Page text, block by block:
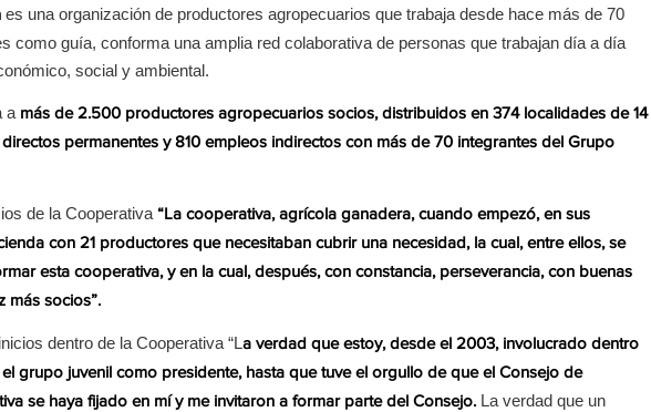
es una organización de productores agropecuarios que trabaja desde hace más de 70
como guía, conforma una amplia red colaborativa de personas que trabajan día a día
social y ambiental.
amás de 2.500 productores agropecuarios socios, distribuidos en 374 localidades de 14
permanentes y 810 empleos indirectos con más de 70 integrantes del Grupo
de la Cooperativa “La cooperativa, agrícola ganadera, cuando empezó, en sus
con 21 productores que necesitaban cubrir una necesidad, la cual, entre ellos, se
esta cooperativa, y en la cual, después, con constancia, perseverancia, con buenas
más socios”.
dentro de la Cooperativa “La verdad que estoy, desde el 2003, involucrado dentro
grupo juvenil como presidente, hasta que tuve el orgullo de que el Consejo de
se haya fijado en mí y me invitaron a formar parte del Consejo. La verdad que un